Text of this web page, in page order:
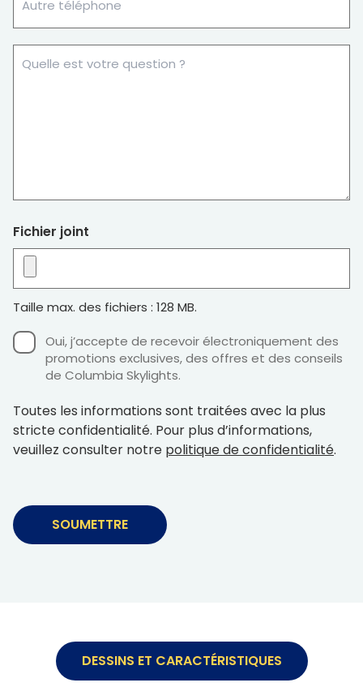
Phone
Fichier joint
Taille max. des fichiers : 128 MB.
ConsensOui, j’accepte de recevoir électroniquement des
promotions exclusives, des offres et des conseils
de Columbia Skylights.
Toutes les informations sont traitées avec la plus
stricte confidentialité. Pour plus d’informations,
veuillez consulter notre politique de confidentialité.
DESSINS ET CARACTÉRISTIQUES